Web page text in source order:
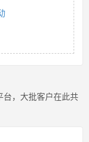
台，大批客户在此共